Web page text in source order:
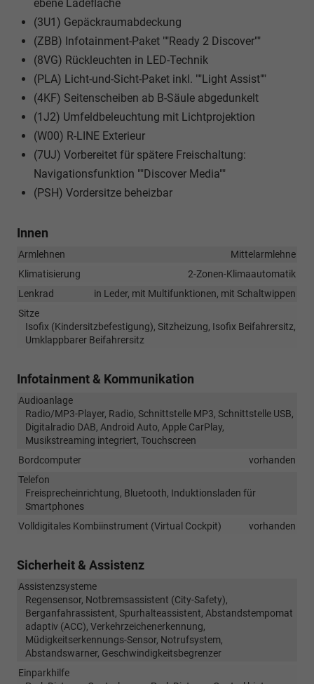
ebene Ladefläche
(3U1) Gepäckraumabdeckung
(ZBB) Infotainment-Paket ""Ready 2 Discover""
(8VG) Rückleuchten in LED-Technik
(PLA) Licht-und-Sicht-Paket inkl. ""Light Assist""
(4KF) Seitenscheiben ab B-Säule abgedunkelt
(1J2) Umfeldbeleuchtung mit Lichtprojektion
(W00) R-LINE Exterieur
(7UJ) Vorbereitet für spätere Freischaltung:
Navigationsfunktion ""Discover Media""
(PSH) Vordersitze beheizbar
Innen
Armlehnen
Mittelarmlehne
Klimatisierung
2-Zonen-Klimaautomatik
Lenkrad
in Leder, mit Multifunktionen, mit Schaltwippen
Sitze
Isofix (Kindersitzbefestigung), Sitzheizung, Isofix Beifahrersitz,
Umklappbarer Beifahrersitz
Infotainment & Kommunikation
Audioanlage
Radio/MP3-Player, Radio, Schnittstelle MP3, Schnittstelle USB,
Digitalradio DAB, Android Auto, Apple CarPlay,
Musikstreaming integriert, Touchscreen
Bordcomputer
vorhanden
Telefon
Freisprecheinrichtung, Bluetooth, Induktionsladen für
Smartphones
Volldigitales Kombiinstrument (Virtual Cockpit)
vorhanden
Sicherheit & Assistenz
Assistenzsysteme
Regensensor, Notbremsassistent (City-Safety),
Berganfahrassistent, Spurhalteassistent, Abstandstempomat
adaptiv (ACC), Verkehrzeichenerkennung,
Müdigkeitserkennungs-Sensor, Notrufsystem,
Abstandswarner, Geschwindigkeitsbegrenzer
Einparkhilfe